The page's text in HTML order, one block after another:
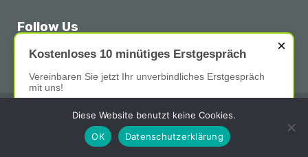
Follow Us
Impressum Datenschutz
×
Kostenloses 10 minütiges Erstgespräch
Vereinbaren Sie jetzt Ihr unverbindliches Erstgespräch
mit uns!
Kontakt aufnehmen
Diese Website benutzt keine Cookies.
OK
Datenschutzerklärung